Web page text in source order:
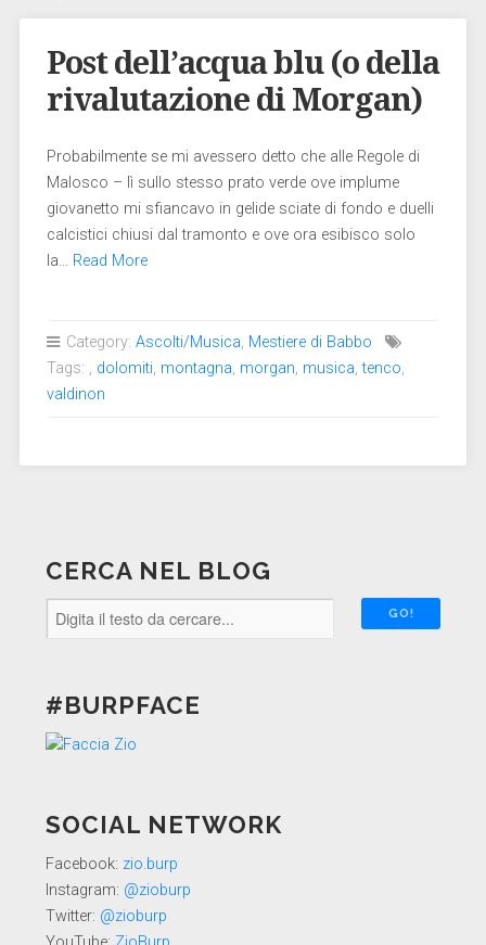
Post dell’acqua blu (o della
rivalutazione di Morgan)
Probabilmente se mi avessero detto che alle Regole di
Malosco – lì sullo stesso prato verde ove implume
giovanetto mi sfiancavo in gelide sciate di fondo e duelli
calcistici chiusi dal tramonto e ove ora esibisco solo
la… Read More
Category: Ascolti/Musica, Mestiere di Babbo
Tags: , dolomiti, montagna, morgan, musica,tenco,
valdinon
CERCA NEL BLOG
#BURPFACE
SOCIAL NETWORK
Facebook: zio.burp
Instagram: @zioburp
Twitter: @zioburp